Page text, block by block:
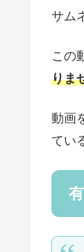
サム
この
りま
動画
てい